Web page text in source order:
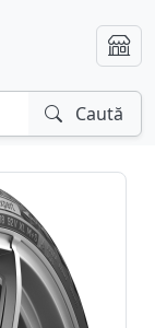
Caută